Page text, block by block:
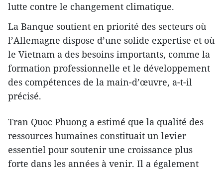
lutte contre le changement climatique.
La Banque soutient en priorité des secteurs où
l’Allemagne dispose d’une solide expertise et où
le Vietnam a des besoins importants, comme la
formation professionnelle et le développement
des compétences de la main-d’œuvre, a-t-il
précisé.
Tran Quoc Phuong a estimé que la qualité des
ressources humaines constituait un levier
essentiel pour soutenir une croissance plus
forte dans les années à venir. Il a également